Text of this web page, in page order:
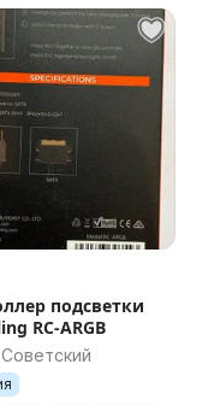
подсветки
RC-ARGB